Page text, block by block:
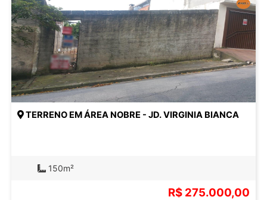
TERRENO EM ÁREA NOBRE - JD. VIRGINIA BIANCA
150m²
R$ 275.000,00